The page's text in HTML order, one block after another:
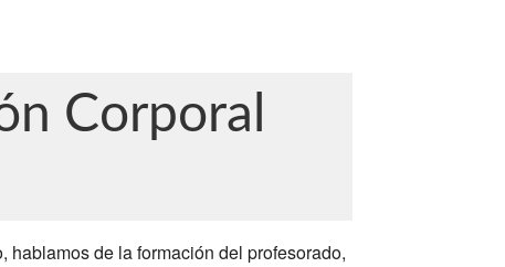
Corporal
de la formación del profesorado,